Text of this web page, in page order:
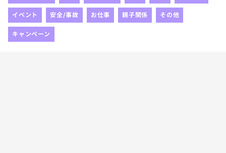
イベント 安全/事故 お仕事 親子関係 その他
キャンペーン